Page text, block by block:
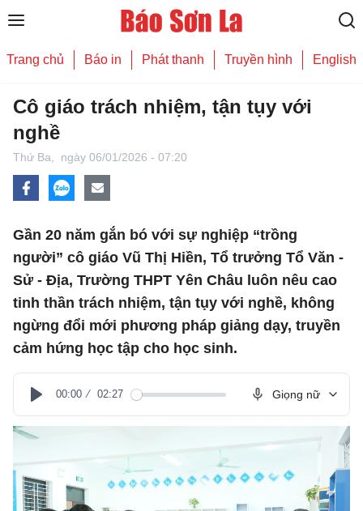
Trang chủ Báo in Phát thanh Truyền hình English
Cô giáo trách nhiệm, tận tụy với
nghề
Thứ Ba, ngày 06/01/2026 - 07:20
Gần 20 năm gắn bó với sự nghiệp “trồng
người” cô giáo Vũ Thị Hiền, Tổ trưởng Tổ Văn -
Sử - Địa, Trường THPT Yên Châu luôn nêu cao
tinh thần trách nhiệm, tận tụy với nghề, không
ngừng đổi mới phương pháp giảng dạy, truyền
cảm hứng học tập cho học sinh.
Play
00:00 02:27 Giọng nữ